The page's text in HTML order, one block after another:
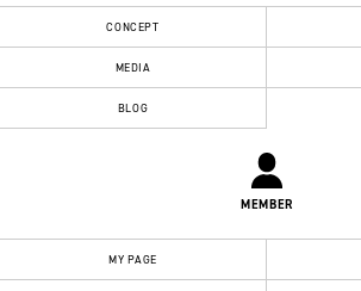
CONCEPT
MEDIA
BLOG
MEMBER
MY PAGE